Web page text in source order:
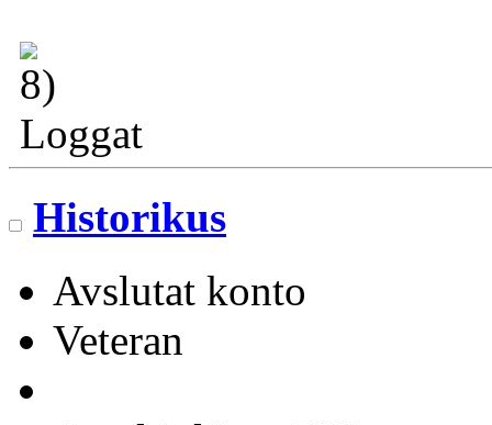
Loggat
Historikus
Avslutat konto
Veteran